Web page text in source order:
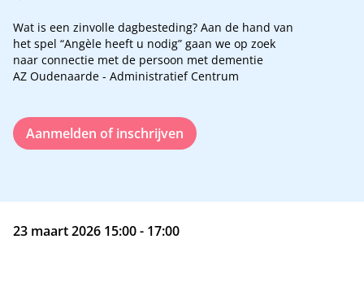
Wat is een zinvolle dagbesteding? Aan de hand van
het spel “Angèle heeft u nodig” gaan we op zoek
naar connectie met de persoon met dementie
AZ Oudenaarde - Administratief Centrum
Aanmelden of inschrijven
23 maart 2026 15:00 - 17:00